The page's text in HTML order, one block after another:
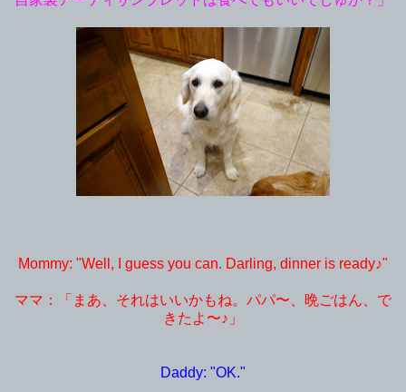
Mommy: "Well, I guess you can. Darling, dinner is ready♪"
ママ：「まあ、それはいいかもね。パパ〜、晩ごはん、で
きたよ〜♪」
Daddy: "OK."